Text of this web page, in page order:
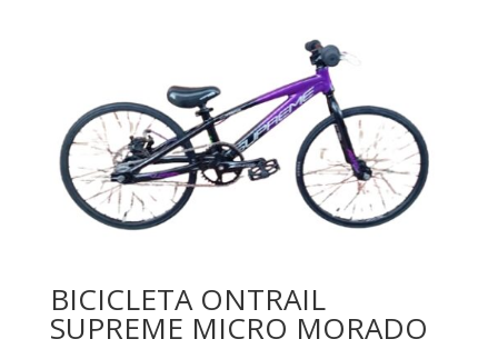
BICICLETA ONTRAIL
SUPREME MICRO MORADO